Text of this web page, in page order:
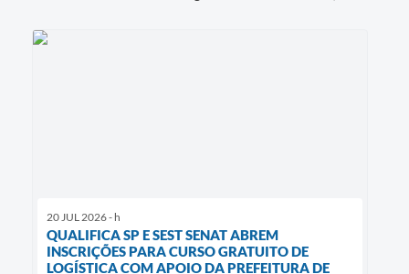
20 JUL 2026 - h
QUALIFICA SP E SEST SENAT ABREM
INSCRIÇÕES PARA CURSO GRATUITO DE
LOGÍSTICA COM APOIO DA PREFEITURA DE